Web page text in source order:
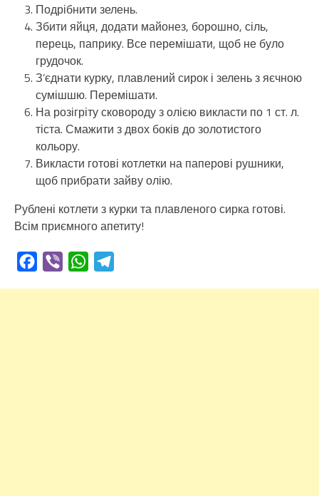
Подрібнити зелень.
Збити яйця, додати майонез, борошно, сіль,
перець, паприку. Все перемішати, щоб не було
грудочок.
З’єднати курку, плавлений сирок і зелень з яєчною
сумішшю. Перемішати.
На розігріту сковороду з олією викласти по 1 ст. л.
тіста. Смажити з двох боків до золотистого
кольору.
Викласти готові котлетки на паперові рушники,
щоб прибрати зайву олію.
Рублені котлети з курки та плавленого сирка готові.
Всім приємного апетиту!
Facebook
Viber WhatsApp